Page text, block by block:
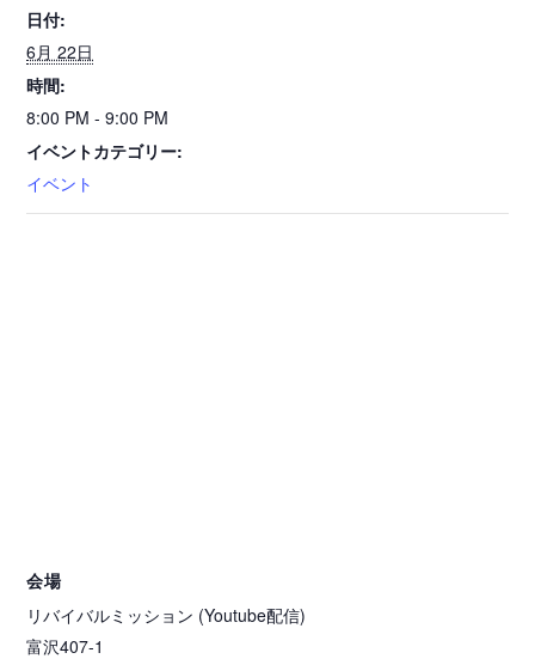
日付:
6月 22日
時間:
8:00 PM - 9:00 PM
イベントカテゴリー:
イベント
会場
リバイバルミッション (Youtube配信)
富沢407-1